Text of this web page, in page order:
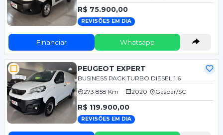
R$ 75.900,00
REVISÕES EM DIA
Financiar Whatsapp
PEUGEOT EXPERT
BUSINESS PACK TURBO DIESEL 1.6
273.858 Km
2020 Gaspar/SC
R$ 119.900,00
REVISÕES EM DIA